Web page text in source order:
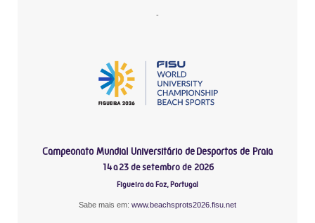
-
Campeonato Mundial Universitário de Desportos de Praia
14 a 23 de setembro de 2026
Figueira da Foz, Portugal
Sabe mais em: www.beachsprots2026.fisu.net